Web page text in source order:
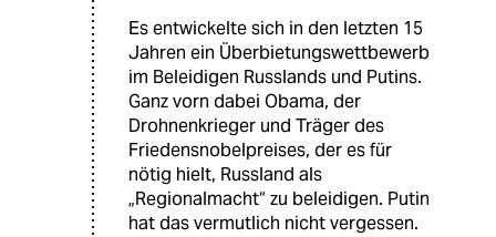
Es entwickelte sich in den letzten 15
Jahren ein Überbietungswettbewerb
im Beleidigen Russlands und Putins.
Ganz vorn dabei Obama, der
Drohnenkrieger und Träger des
Friedensnobelpreises, der es für
nötig hielt, Russland als
„Regionalmacht“ zu beleidigen. Putin
hat das vermutlich nicht vergessen.